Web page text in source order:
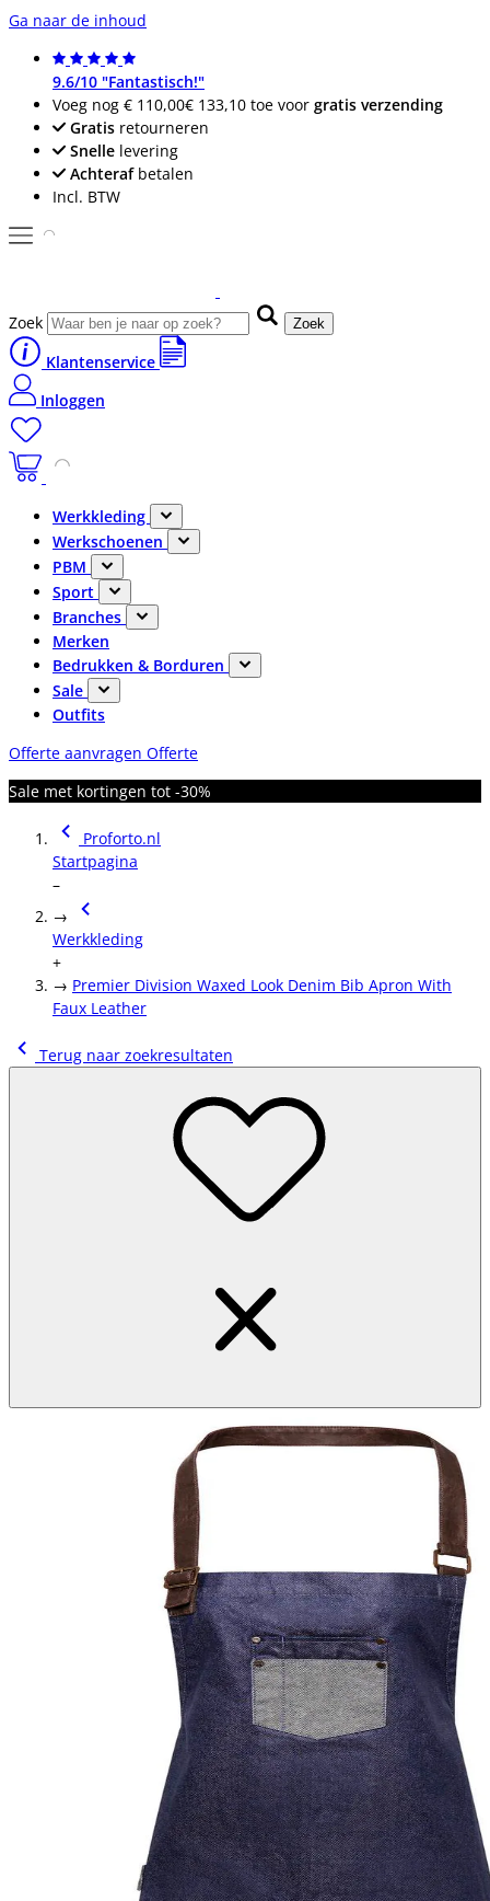
Ga naar de inhoud
9.6/10 "Fantastisch!"
Voeg nog € 110,00€ 133,10 toe voor gratis verzending
Gratis retourneren
Snelle levering
Achterafbetalen
Incl. BTW
Zoek Zoek
Klantenservice
Inloggen
Werkkleding
Werkschoenen
PBM
Sport
Branches
Merken
Bedrukken & Borduren
Sale
Outfits
Offerte aanvragen Offerte
Sale met kortingen tot -30%
Proforto.nl
Startpagina
–
→
Werkkleding
+
→ Premier Division Waxed Look Denim Bib Apron With
Faux Leather
Terug naar zoekresultaten